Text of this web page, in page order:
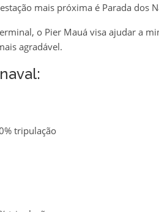
mais próxima é Parada dos
o Pier Mauá visa ajudar a
agradável.
tripulação